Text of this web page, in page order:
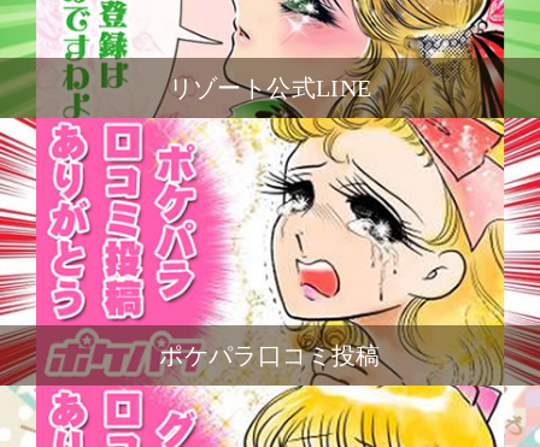
リゾート公式LINE
ポケパラ口コミ投稿